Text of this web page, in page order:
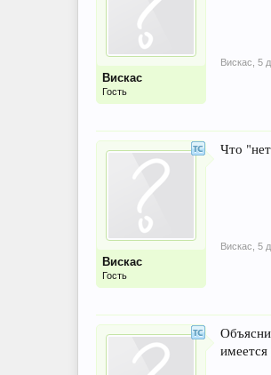
Вискас
Гость
Вискас 5
Вискас
Гость
Что
Вискас 5